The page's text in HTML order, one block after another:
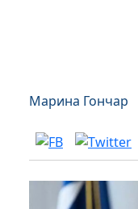
Марина Гончар